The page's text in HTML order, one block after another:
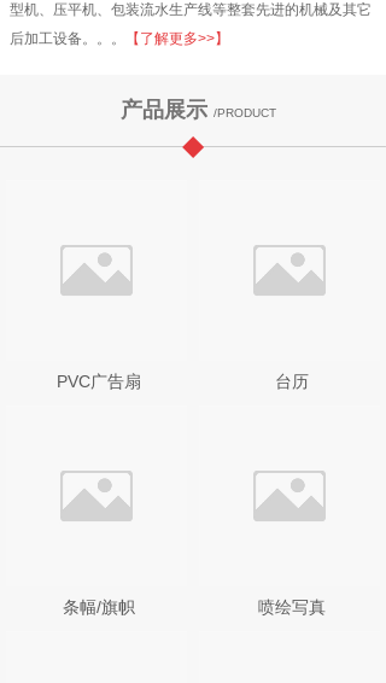
型机、压平机、包装流水生产线等整套先进的机械及其它
后加工设备。。。
【 了解更多>>】
产品展示 /PRODUCT
PVC广告扇 台历
条幅/旗帜 喷绘写真